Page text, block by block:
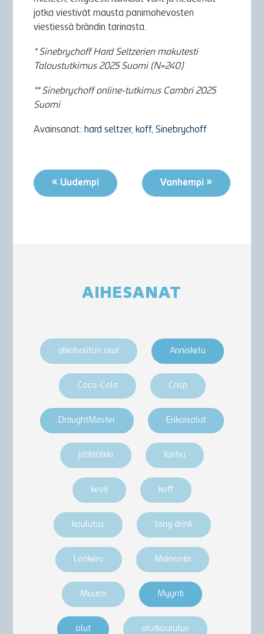
jotka viestivät mausta panimohevosten
viestiessä brändin tarinasta.
* Sinebrychoff Hard Seltzerien makutesti
Taloustutkimus 2025 Suomi (N=240)
** Sinebrychoff online-tutkimus Cambri 2025
Suomi
Avainsanat: hard seltzer, koff,Sinebrychoff
Vanhempi »
« Uudempi
AIHESANAT
alkoholiton olut Anniskelu
Coca-Cola Crisp
DraughtMaster Erikoisolut
jättitölkki Karhu
kesä koff
koulutus long drink
Lonkero Mainonta
Muumi Myynti
olut olutkoulutus